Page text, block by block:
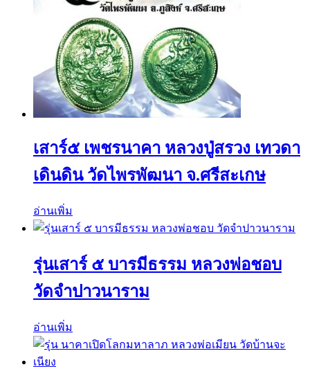
เสาร์๕ เพชรนาคา หลวงปู่สรวง เทวดา
เดินดิน วัดไพรพัฒนา จ.ศรีสะเกษ
อ่านเพิ่ม
รุ่นเสาร์ ๕ บารมีธรรม หลวงพ่อชอบ
วัดจำปาวนาราม
อ่านเพิ่ม